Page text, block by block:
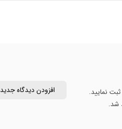
نمایید.
شد.
افزودن دیدگاه جدید